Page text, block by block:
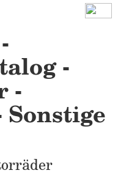
-
-
Sonstige